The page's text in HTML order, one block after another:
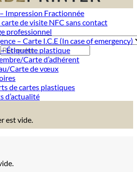
est vide.
Impression Fractionnée
de visite NFC sans contact
professionnel
– Carte I.C.E (In case of emergency)
Étiquette plastique
Carte d’adhérent
Carte de vœux
de cartes plastiques
d’actualité